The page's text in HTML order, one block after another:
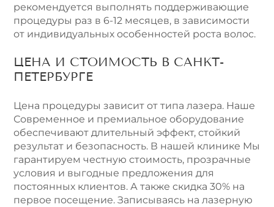
рекомендуется выполнять поддерживающие
процедуры раз в 6-12 месяцев, в зависимости
от индивидуальных особенностей роста волос.
ЦЕНА И СТОИМОСТЬ В САНКТ-
ПЕТЕРБУРГЕ
Цена процедуры зависит от типа лазера. Наше
Современное и премиальное оборудование
обеспечивают длительный эффект, стойкий
результат и безопасность. В нашей клинике Мы
гарантируем честную стоимость, прозрачные
условия и выгодные предложения для
постоянных клиентов. А также скидка 30% на
первое посещение. Записываясь на лазерную